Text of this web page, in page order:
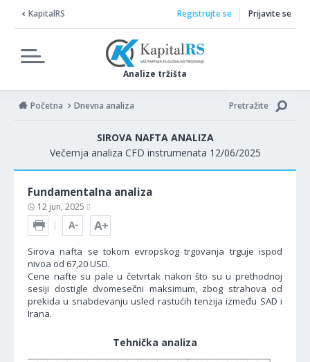
KapitalRS
Analize tržišta
Registrujte se Prijavite se
Početna Dnevna analiza Pretražite
SIROVA NAFTA ANALIZA
Večernja analiza CFD instrumenata 12/06/2025
Fundamentalna analiza
12 jun, 2025
Sirova nafta se tokom evropskog trgovanja trguje ispod
nivoa od 67,20 USD.
Cene nafte su pale u četvrtak nakon što su u prethodnoj
sesiji dostigle dvomesečni maksimum, zbog strahova od
prekida u snabdevanju usled rastućih tenzija između SAD i
Irana.
Tehnička analiza